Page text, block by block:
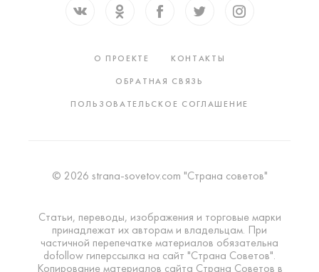
О ПРОЕКТЕ
КОНТАКТЫ
ОБРАТНАЯ СВЯЗЬ
ПОЛЬЗОВАТЕЛЬСКОЕ СОГЛАШЕНИЕ
© 2026 strana-sovetov.com "Страна советов"
Статьи, переводы, изображения и торговые марки
принадлежат их авторам и владельцам. При
частичной перепечатке материалов обязательна
dofollow гиперссылка на сайт "Страна Советов".
Копирование материалов сайта Страна Советов в